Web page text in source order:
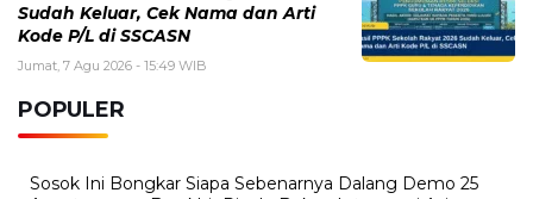
Kamis, 6 Agustus 2026 - 15:46 WIB
Kecelakaan Bus ALS Tewaskan Belasan Penumpang,
Polisi Tetapkan Dua Tersangka
Kamis, 6 Agustus 2026 - 15:25 WIB
Sarwendah Disebut Setia Dampingi Ruben Onsu Saat